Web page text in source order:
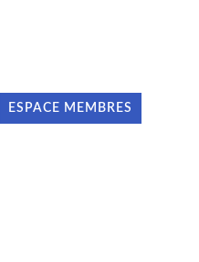
ESPACE MEMBRES